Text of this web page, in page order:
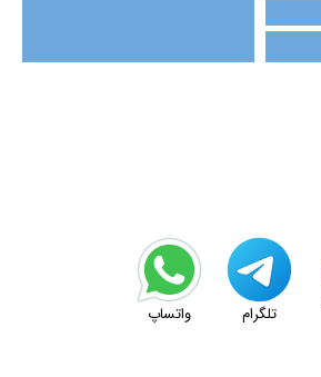
تلگرام واتساپ